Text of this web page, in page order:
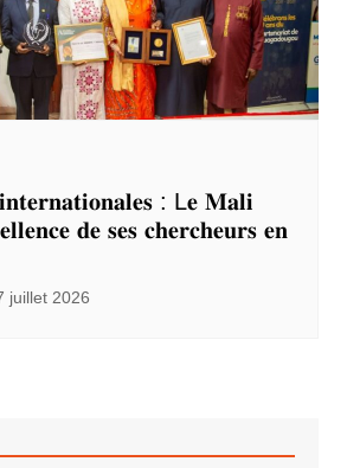
: L𝐞 𝐌𝐚𝐥𝐢
𝐝𝐞 𝐬𝐞𝐬 𝐜𝐡𝐞𝐫𝐜𝐡𝐞𝐮𝐫𝐬 𝐞𝐧
juillet 2026